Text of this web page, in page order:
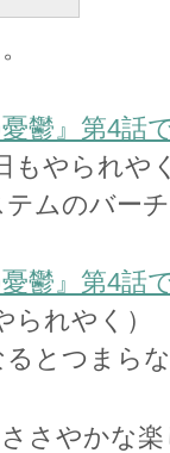
鬱』第4話
もやられや
ムのバー
鬱』第4話
られやく）
とつまら
ささやかな